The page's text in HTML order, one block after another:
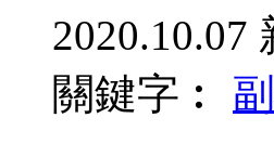
2020.10.07
關鍵字︰